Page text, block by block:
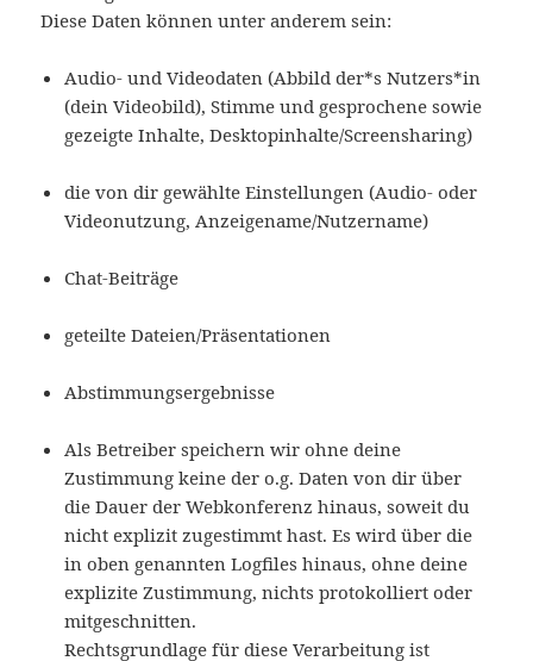
Diese Daten können unter anderem sein:
Audio- und Videodaten (Abbild der*s Nutzers*in
(dein Videobild), Stimme und gesprochene sowie
gezeigte Inhalte, Desktopinhalte/Screensharing)
die von dir gewählte Einstellungen (Audio- oder
Videonutzung, Anzeigename/Nutzername)
Chat-Beiträge
geteilte Dateien/Präsentationen
Abstimmungsergebnisse
Als Betreiber speichern wir ohne deine
Zustimmung keine der o.g. Daten von dir über
die Dauer der Webkonferenz hinaus, soweit du
nicht explizit zugestimmt hast. Es wird über die
in oben genannten Logfiles hinaus, ohne deine
explizite Zustimmung, nichts protokolliert oder
mitgeschnitten.
Rechtsgrundlage für diese Verarbeitung ist